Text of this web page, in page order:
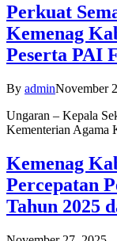
Perkuat
Kemenag
Peserta PAI
By adminNovember
Ungaran – Kepala
Kementerian Agama
Kemenag
Percepatan
Tahun 2025